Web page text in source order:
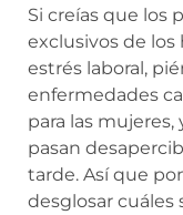
Si creías que los
exclusivos de
estrés laboral,
enfermedades
para las
pasan
tarde. Así que
desglosar cuáles